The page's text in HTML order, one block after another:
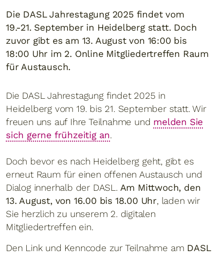
Die DASL Jahrestagung 2025 findet vom
19.-21. September in Heidelberg statt. Doch
zuvor gibt es am 13. August von 16:00 bis
18:00 Uhr im 2. Online Mitgliedertreffen Raum
für Austausch.
Die DASL Jahrestagung findet 2025 in
Heidelberg vom 19. bis 21. September statt. Wir
freuen uns auf Ihre Teilnahme und melden Sie
sich gerne frühzeitig an.
Doch bevor es nach Heidelberg geht, gibt es
erneut Raum für einen offenen Austausch und
Dialog innerhalb der DASL. Am Mittwoch, den
13. August, von 16.00 bis 18.00 Uhr, laden wir
Sie herzlich zu unserem 2. digitalen
Mitgliedertreffen ein.
Den Link und Kenncode zur Teilnahme am DASL